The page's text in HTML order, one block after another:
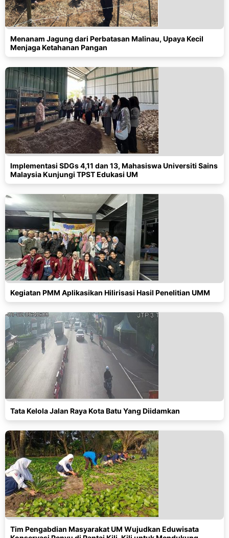
Menanam Jagung dari Perbatasan Malinau, Upaya Kecil
Menjaga Ketahanan Pangan
Implementasi SDGs 4,11 dan 13, Mahasiswa Universiti Sains
Malaysia Kunjungi TPST Edukasi UM
Kegiatan PMM Aplikasikan Hilirisasi Hasil Penelitian UMM
Tata Kelola Jalan Raya Kota Batu Yang Diidamkan
Tim Pengabdian Masyarakat UM Wujudkan Eduwisata